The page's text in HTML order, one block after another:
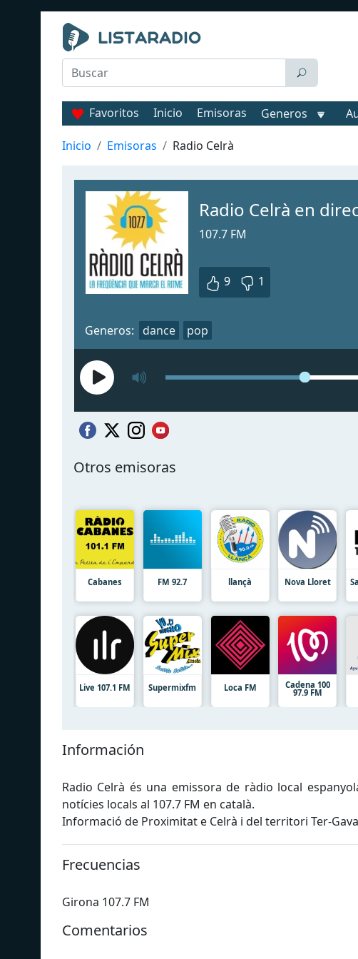
Favoritos Inicio Emisoras Generos
Inicio Emisoras Radio Celrà
Radio Celrà en
107.7 FM
9 1
Generos: dance pop
Otros emisoras
Cabanes FM 92.7 llançà Nova Lloret
Live 107.1 FM Supermixfm Loca FM Cadena 100
97.9 FM
Información
Radio Celrà és una emissora de ràdio local
notícies locals al 107.7 FM en català.
Informació de Proximitat e Celrà i del territori Ter-
Frecuencias
Girona 107.7 FM
Comentarios